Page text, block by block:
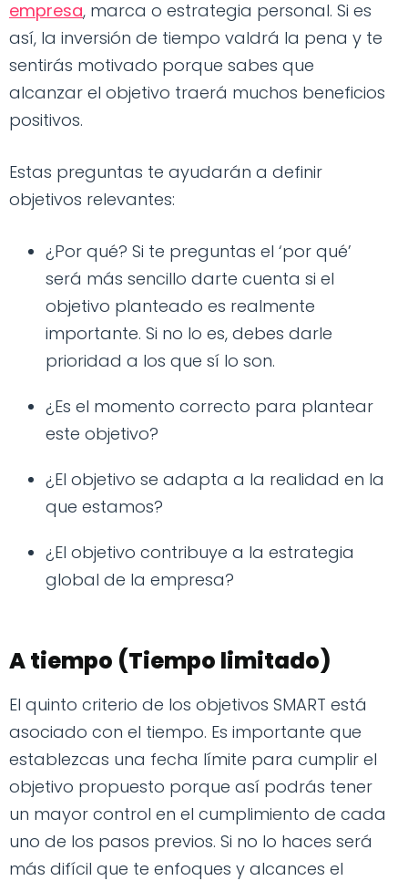
empresa, marca o estrategia personal. Si es
así, la inversión de tiempo valdrá la pena y te
sentirás motivado porque sabes que
alcanzar el objetivo traerá muchos beneficios
positivos.
Estas preguntas te ayudarán a definir
objetivos relevantes:
¿Por qué? Si te preguntas el ‘por qué’
será más sencillo darte cuenta si el
objetivo planteado es realmente
importante. Si no lo es, debes darle
prioridad a los que sí lo son.
¿Es el momento correcto para plantear
este objetivo?
¿El objetivo se adapta a la realidad en la
que estamos?
¿El objetivo contribuye a la estrategia
global de la empresa?
A tiempo (Tiempo limitado)
El quinto criterio de los objetivos SMART está
asociado con el tiempo. Es importante que
establezcas una fecha límite para cumplir el
objetivo propuesto porque así podrás tener
un mayor control en el cumplimiento de cada
uno de los pasos previos. Si no lo haces será
más difícil que te enfoques y alcances el